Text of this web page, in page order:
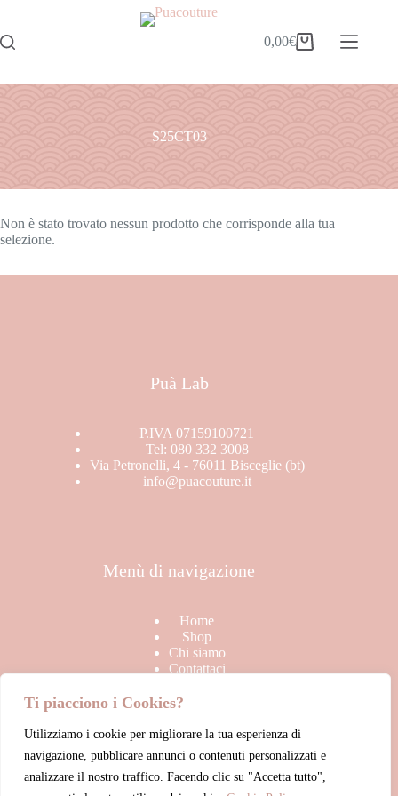
Ti piacciono i Cookies?
Utilizziamo i cookie per migliorare la tua esperienza di
navigazione, pubblicare annunci o contenuti personalizzati e
analizzare il nostro traffico. Facendo clic su "Accetta tutto",
0,00€
S25CT03
Non è stato trovato nessun prodotto che corrisponde alla tua
selezione.
Puà Lab
P.IVA 07159100721
Tel: 080 332 3008
Via Petronelli, 4 - 76011 Bisceglie (bt)
info@puacouture.it
Menù di navigazione
Home
Shop
Chi siamo
Contattaci
Link Utili